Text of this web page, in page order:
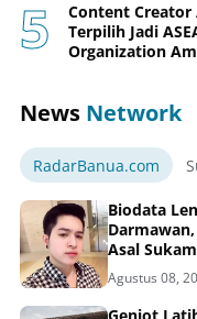
Content Creator
Terpilih Jadi
Organization
News Network
RadarBanua.com
Biodata
Asal
Sukses
Instagram
Agustus 08,